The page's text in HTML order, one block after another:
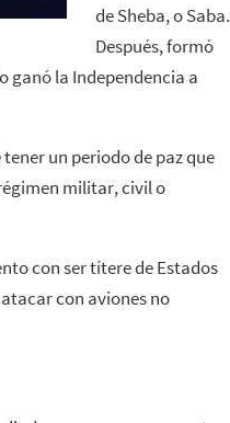
de Sheba, o Saba.
Después, formó
ganó la Independencia a
un periodo de paz que
militar, civil o
con ser títere de Estados
con aviones no